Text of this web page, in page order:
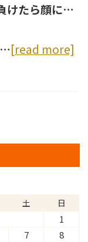
【ガチバトル】負けたら顔に落書き
…[read more]
土 日
1
7
8